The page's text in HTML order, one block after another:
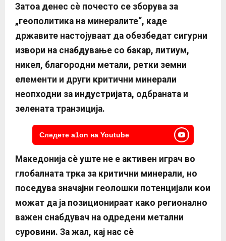
Затоа денес сè почесто се зборува за
„геополитика на минералите“, каде
државите настојуваат да обезбедат сигурни
извори на снабдување со бакар, литиум,
никел, благородни метали, ретки земни
елементи и други критични минерали
неопходни за индустријата, одбраната и
зелената транзиција.
Следете a1on на Youtube
Македонија сè уште не е активен играч во
глобалната трка за критични минерали, но
поседува значајни геолошки потенцијали кои
можат да ја позиционираат како регионално
важен снабдувач на одредени метални
суровини. За жал, кај нас сè